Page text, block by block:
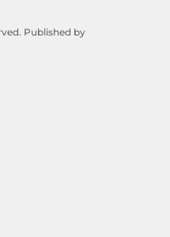
Published by